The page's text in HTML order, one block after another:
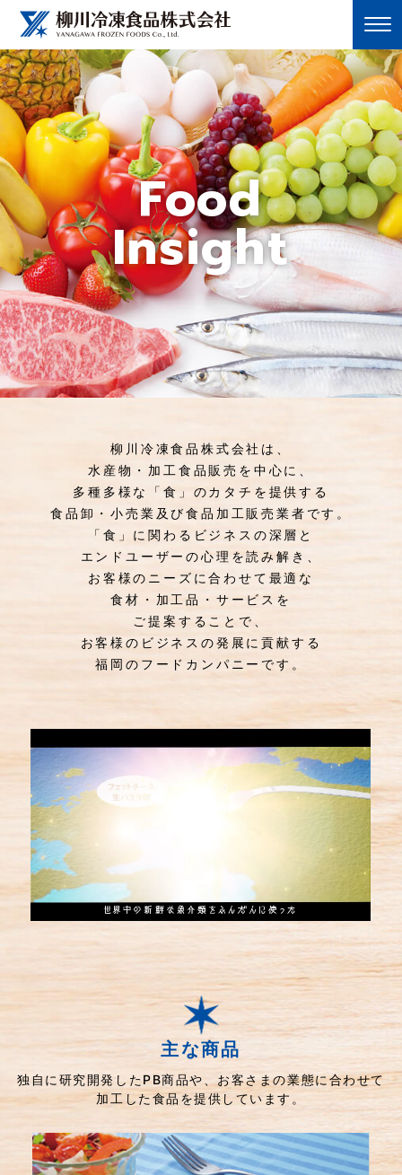
Food
Insight
柳川冷凍食品株式会社は、
水産物・加工食品販売を中心に、
多種多様な「食」のカタチを提供する
食品卸・小売業及び食品加工販売業者です。
「食」に関わるビジネスの深層と
エンドユーザーの心理を読み解き、
お客様のニーズに合わせて最適な
食材・加工品・サービスを
ご提案することで、
お客様のビジネスの発展に貢献する
福岡のフードカンパニーです。
主な商品
独自に研究開発したPB商品や、お客さまの業態に合わせて
加工した食品を提供しています。